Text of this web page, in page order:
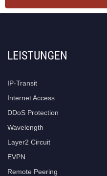
LEISTUNGEN
IP-Transit
Internet Access
DDoS Protection
Wavelength
Layer2 Circuit
EVPN
Remote Peering